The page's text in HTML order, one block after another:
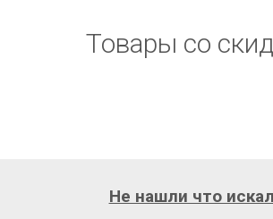
Товары со
Не нашли что